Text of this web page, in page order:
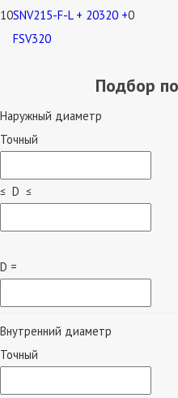
10SNV215-F-L + 20320 +
FSV320
0
Подбор
Наружный диаметр
Точный
≤ D ≤
D =
Внутренний диаметр
Точный